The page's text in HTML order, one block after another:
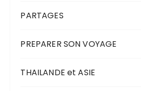
PARTAGES
PREPARER SON VOYAGE
THAILANDE et ASIE